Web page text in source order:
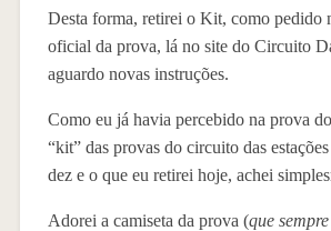
Desta forma, retirei o Kit, como pedido
oficial da prova, lá no site do Circuito
aguardo novas instruções.
Como eu já havia percebido na prova
“kit” das provas do circuito das
dez e o que eu retirei hoje, achei
Adorei a camiseta da prova (que